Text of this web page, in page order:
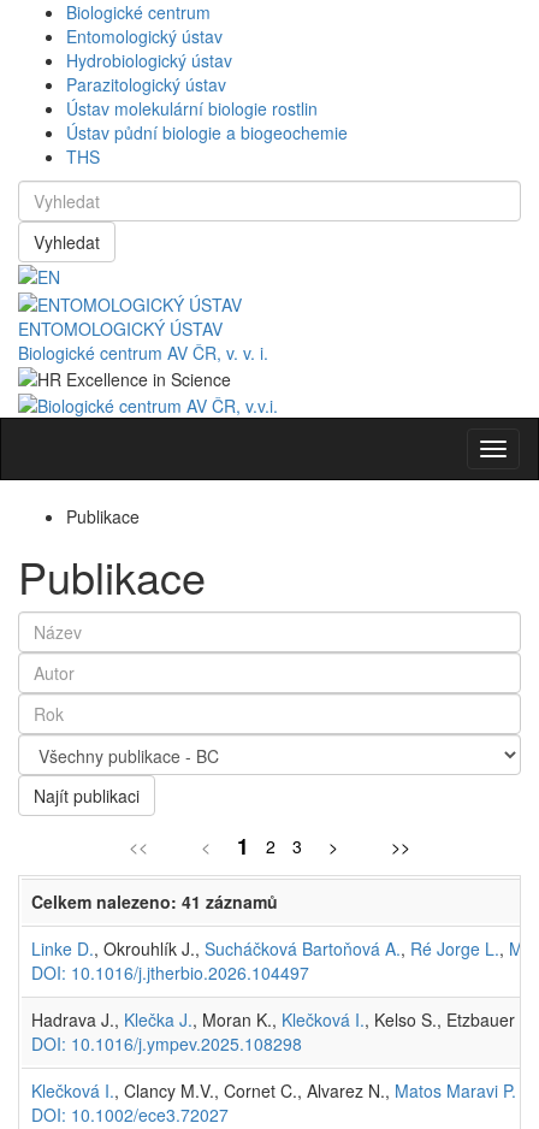
Biologické centrum
Entomologický ústav
Hydrobiologický ústav
Parazitologický ústav
Ústav molekulární biologie rostlin
Ústav půdní biologie a biogeochemie
THS
Vyhledat
ENTOMOLOGICKÝ ÚSTAV
Biologické centrum AV ČR, v. v. i.
Publikace
Publikace
Najít publikaci
<< < 1 2 3 > >>
Celkem nalezeno: 41 záznamů
Linke D., Okrouhlík J., Sucháčková Bartoňová A., Ré Jorge L.,
DOI: 10.1016/j.jtherbio.2026.104497
Hadrava J., Klečka J., Moran K., Klečková I., Kelso S., Etzbauer
DOI: 10.1016/j.ympev.2025.108298
Klečková I., Clancy M.V., Cornet C., Alvarez N., Matos Maravi P. F.
DOI: 10.1002/ece3.72027